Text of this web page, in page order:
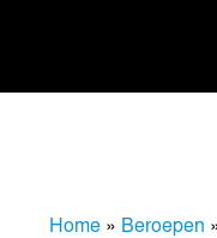
Home » Beroepen